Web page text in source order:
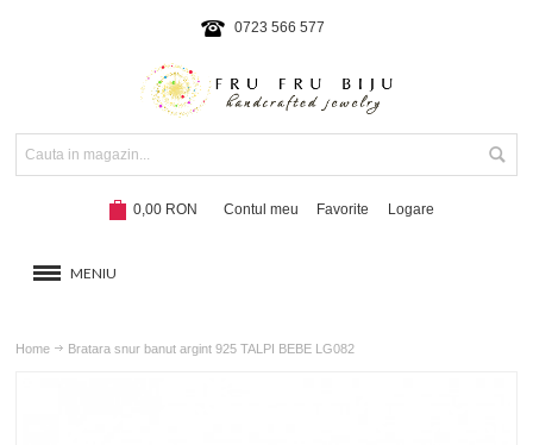
0723 566 577
0,00 RON Contul meu Favorite Logare
MENIU
Home Bratara snur banut argint 925 TALPI BEBE LG082